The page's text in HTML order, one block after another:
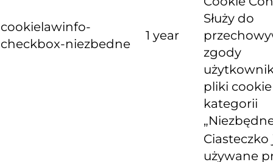
cookielawinfo-
checkbox-niezbedne
1 year
Służy do
zgody
pliki
kategorii
Ciasteczko
używane